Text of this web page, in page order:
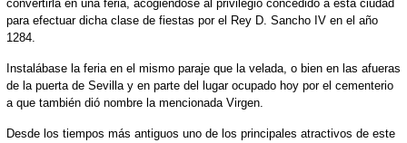
convertirla en una feria, acogiéndose al privilegio concedido a esta ciudad
para efectuar dicha clase de fiestas por el Rey D. Sancho IV en el año
1284.
Instalábase la feria en el mismo paraje que la velada, o bien en las afueras
de la puerta de Sevilla y en parte del lugar ocupado hoy por el cementerio
a que también dió nombre la mencionada Virgen.
Desde los tiempos más antiguos uno de los principales atractivos de este